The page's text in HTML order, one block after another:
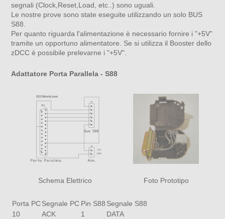
segnali (Clock,Reset,Load, etc..) sono uguali.
Le nostre prove sono state eseguite utilizzando un solo BUS
S88.
Per quanto riguarda l'alimentazione è necessario fornire i "+5V"
tramite un opportuno alimentatore. Se si utilizza il Booster dello
zDCC è possibile prelevarne i "+5V".
Adattatore Porta Parallela - S88
Schema Elettrico Foto Prototipo
Porta PCSegnale PC Pin S88 Segnale S88
10
ACK 1
DATA